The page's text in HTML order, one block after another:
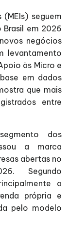
(MEIs) seguem
Brasil em 2026
negócios
levantamento
às Micro e
em dados
que mais
entre
dos
a marca
abertas no
Segundo
a
própria e
pelo modelo